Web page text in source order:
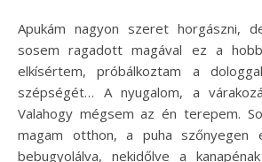
Apukám nagyon szeret horgászni, de valahogy engem
sosem ragadott magával ez a
elkísértem, próbálkoztam a
szépségét… A nyugalom, a
Valahogy mégsem az én terepem.
magam otthon, a puha szőnyegen
bebugyolálva, nekidőlve a